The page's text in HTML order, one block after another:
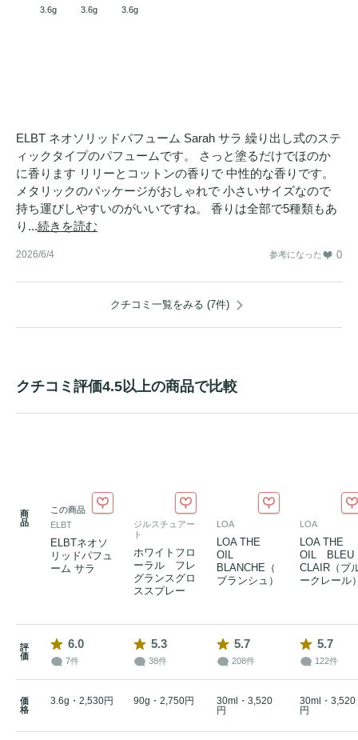
3.6g 3.6g 3.6g
ELBT ネオソリッドパフューム Sarah サラ 繰り出し式のステ
ィックタイプのパフュームです。 さっと塗るだけでほのか
に香ります リリーとコットンの香りで 中性的な香りです。
メタリックのパッケージがおしゃれで 小さいサイズなので
持ち運びしやすいのがいいですね。 香りは全部で5種類もあ
り...続きを読む
2026/6/4 参考になった 0
クチコミ一覧をみる (7件)
クチコミ評価4.5以上の商品で比較
商
品
この商品
ELBT
ELBTネオソ
リッドパフュ
ーム サラ
ジルスチュアー
ト
ホワイトフロ
ーラル フレ
グランスグロ
ススプレー
LOA
LOA THE
OIL
BLANCHE（
ブランシュ）
LOA
LOA THE
OIL BLEU
CLAIR（ブ
ークレール
評
価
6.0
7件
5.3
38件
5.7
208件
5.7
122件
価
格
3.6g・2,530円 90g・2,750円
30ml・3,520
円
30ml・3,520
円